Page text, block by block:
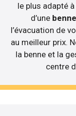
le plus adapté
d’une
l’évacuation de
au meilleur prix.
la benne et la
centre